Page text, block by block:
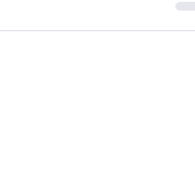
FpU1HPt69Qk ２週目
LVV97ixnjM0...